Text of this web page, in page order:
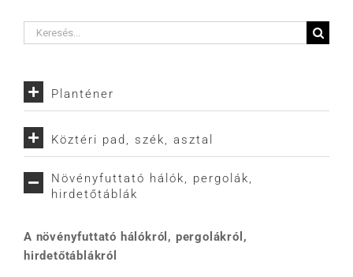
Keresés...
Planténer
Köztéri pad, szék, asztal
Növényfuttató hálók, pergolák,
hirdetőtáblák
A növényfuttató hálókról, pergolákról,
hirdetőtáblákról